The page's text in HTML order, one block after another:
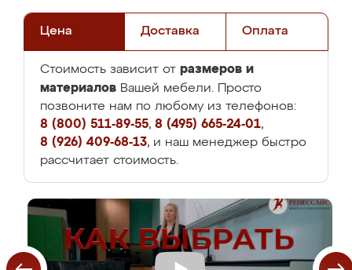
Цена Доставка Оплата
Стоимость зависит от размеров и
материалов Вашей мебели. Просто
позвоните нам по любому из телефонов:
8 (800) 511-89-55, 8 (495) 665-24-01,
8 (926) 409-68-13, и наш менеджер быстро
рассчитает стоимость.